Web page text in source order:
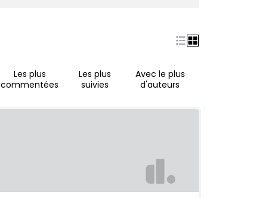
Les plus
commentées
Les plus
suivies
Avec le plus
d'auteurs